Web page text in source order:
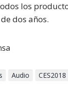
los
dos años.
Audio CES2018